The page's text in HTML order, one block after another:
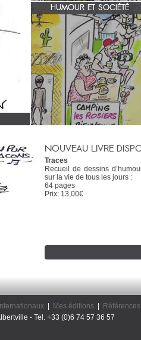
HUMOUR ET SOCIÉTÉ
zone 51
NOUVEAU LIVRE
Traces
Recueil de dessins
sur la vie de tous les jours :
64 pages
Prix: 13,00€
| Mes éditions| Références
- Tel. +33 (0)6 74 57 36 57